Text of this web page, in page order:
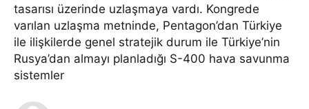
tasarısı üzerinde uzlaşmaya vardı. Kongrede
varılan uzlaşma metninde, Pentagon’dan Türkiye
ile ilişkilerde genel stratejik durum ile Türkiye’nin
Rusya’dan almayı planladığı S-400 hava savunma
sistemler